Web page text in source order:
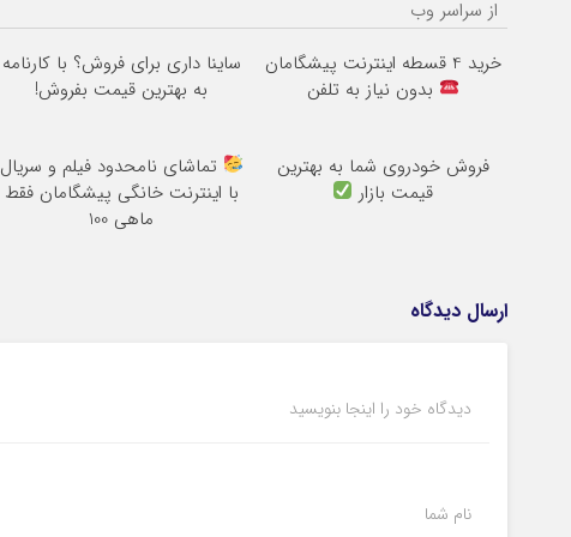
از سراسر وب
خرید 4 قسطه اینترنت پیشگامان
بدون نیاز به تلفن
ساینا داری برای فروش؟ با کارنامه
به بهترین قیمت بفروش!
فروش خودروی شما به بهترین
قیمت بازار
تماشای نامحدود فیلم و سریال
با اینترنت خانگی پیشگامان فقط
ماهی 100
ارسال دیدگاه
دیدگاه خود را اینجا بنویسید
نام شما